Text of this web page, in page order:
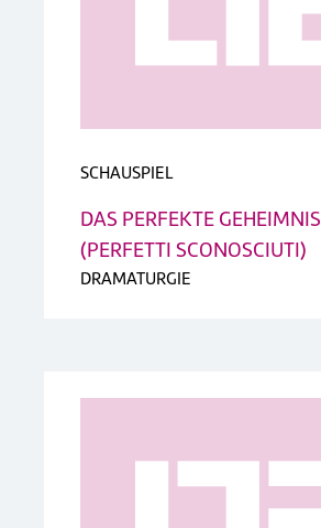
SCHAUSPIEL
DAS PERFEKTE GEHEIMNIS
(PERFETTI SCONOSCIUTI)
DRAMATURGIE